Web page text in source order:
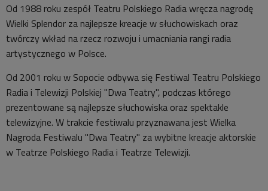
Od 1988 roku zespół Teatru Polskiego Radia wręcza nagrodę
Wielki Splendor za najlepsze kreacje w słuchowiskach oraz
twórczy wkład na rzecz rozwoju i umacniania rangi radia
artystycznego w Polsce.
Od 2001 roku w Sopocie odbywa się Festiwal Teatru Polskiego
Radia i Telewizji Polskiej "Dwa Teatry", podczas którego
prezentowane są najlepsze słuchowiska oraz spektakle
telewizyjne. W trakcie festiwalu przyznawana jest Wielka
Nagroda Festiwalu "Dwa Teatry" za wybitne kreacje aktorskie
w Teatrze Polskiego Radia i Teatrze Telewizji.